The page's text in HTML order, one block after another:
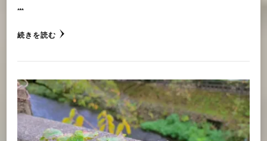
…
続きを読む